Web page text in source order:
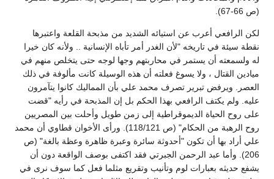
(ص 66-67).
لكن الرافعي أعرب عن استيائه الشديد من مذبحة القلعة واعتبرها
نقطة سيئة في تاريخه "لأن الغدر أمر تأباه الإنسانية .. ولأنه كان خيرا
له ولسمعته أن يستمر في محاربتهم وجها لوجه حتى يتخلص منهم في
ميادين القتال ، ولا يسوغ فعلته أن هذه الوسيلة كانت مألوفة في ذلك
العصر. ويرفض تبرير تصرف محمد علي بأن المماليك كانوا يتآمرون
عليه. ولم يكتف الرافعي بهذا الحكم بل إن المذبحة في رأيه "قضت
على روح الحياة الديموقراطية إلى زمن طويل وأحلت بين المصريين
روح الرهبة من الحكام" (ص 118/121). ورأى الأخوان قطاوي أن محمد
علي أراد بها أن تكون "أحدوثة سائرة وعبرة ظاهرة وعظة بالغة" (ص
206). وأما عبد الرحمن الجبرتي فقد اكتفى بوصف الواقعة دون أن
يشفع حديثه بعبارات لوم وتأنيب وتقريع مثلما فعل كما سوف نرى في